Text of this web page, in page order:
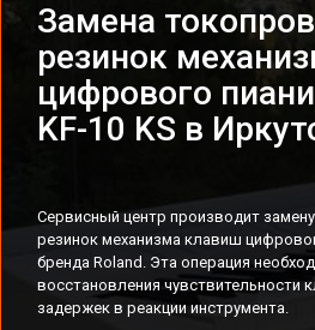
Замена
резинок
цифрового
KF-10 KS в
Сервисный центр производит
резинок механизма клавиш
бренда Roland. Эта операция
восстановления чувствительности
задержек в реакции инструмента.